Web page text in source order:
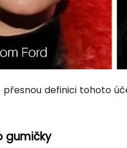
přesnou definici tohoto
gumičky